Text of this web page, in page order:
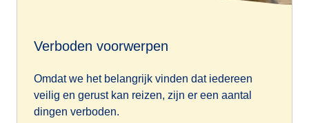
Verboden voorwerpen
Omdat we het belangrijk vinden dat iedereen
veilig en gerust kan reizen, zijn er een aantal
dingen verboden.